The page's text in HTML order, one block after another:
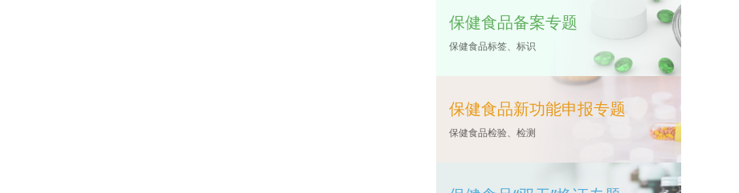
保健食品备案专题
保健食品标签、标识
保健食品新功能申报专题
保健食品检验、检测